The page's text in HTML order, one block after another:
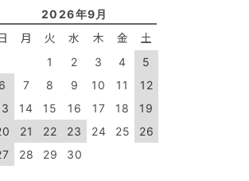
2026年9月
月 火 水 木 金 土
1 2 3 4
5
6
7 8 9 10 11
12
14 15 16 17 18
19
21 22 23 24 25
26
28 29 30